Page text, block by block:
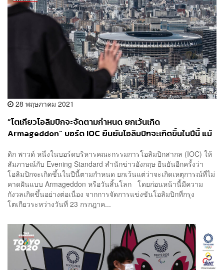
28 พฤษภาคม 2021
“โตเกียวโอลิมปิกจะจัดตามกำหนด ยกเว้นเกิด
Armageddon” บอร์ด IOC ยืนยันโอลิมปิกจะเกิดขึ้นในปีนี้ แม้
ดิก พาวด์ หนึ่งในบอร์ดบริหารคณะกรรมการโอลิมปิกสากล (IOC) ให้
สัมภาษณ์กับ Evening Standard สำนักข่าวอังกฤษ ยืนยันอีกครั้งว่า
โอลิมปิกจะเกิดขึ้นในปีนี้ตามกำหนด ยกเว้นแต่ว่าจะเกิดเหตุการณ์ที่ไม่
คาดฝันแบบ Armageddon หรือวันสิ้นโลก โดยก่อนหน้านี้มีความ
กังวลเกิดขึ้นอย่างต่อเนื่อง จากการจัดการแข่งขันโอลิมปิกที่กรุง
โตเกียวระหว่างวันที่ 23 กรกฎาค...